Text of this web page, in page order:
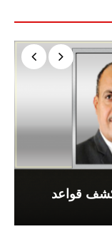
قواعد